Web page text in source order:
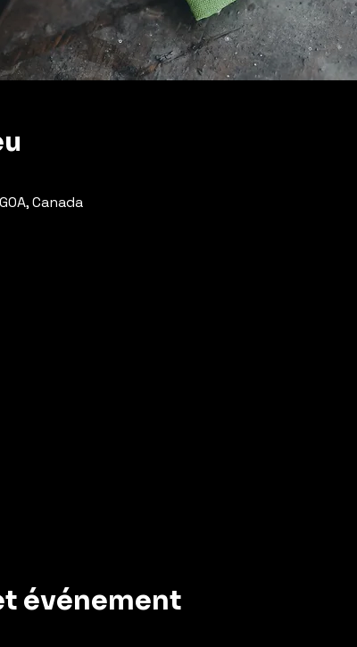
Canada
événement